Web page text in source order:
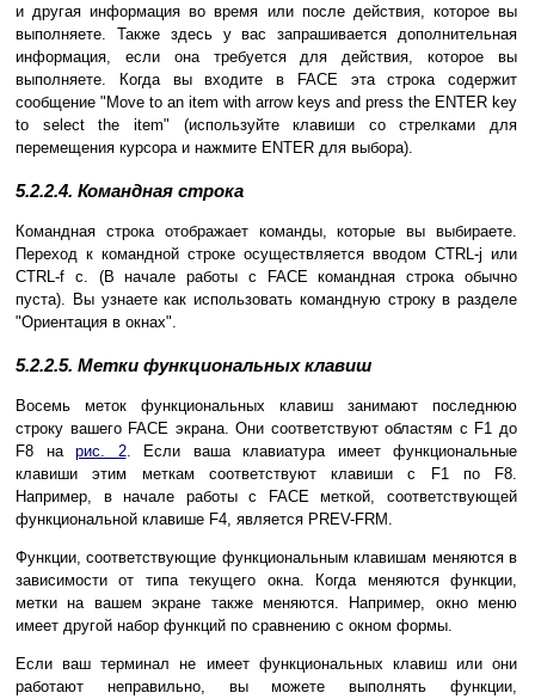
и другая информация во время или после действия, которое вы
выполняете. Также здесь у вас запрашивается дополнительная
информация, если она требуется для действия, которое вы
выполняете. Когда вы входите в FACE эта строка содержит
сообщение "Move to an item with arrow keys and press the ENTER key
to select the item" (используйте клавиши со стрелками для
перемещения курсора и нажмите ENTER для выбора).
5.2.2.4. Командная строка
Командная строка отображает команды, которые вы выбираете.
Переход к командной строке осуществляется вводом CTRL-j или
CTRL-f c. (В начале работы с FACE командная строка обычно
пуста). Вы узнаете как использовать командную строку в разделе
"Ориентация в окнах".
5.2.2.5. Метки функциональных клавиш
Восемь меток функциональных клавиш занимают последнюю
строку вашего FACE экрана. Они соответствуют областям с F1 до
F8 на рис. 2. Если ваша клавиатура имеет функциональные
клавиши этим меткам соответствуют клавиши с F1 по F8.
Например, в начале работы с FACE меткой, соответствующей
функциональной клавише F4, является PREV-FRM.
Функции, соответствующие функциональным клавишам меняются в
зависимости от типа текущего окна. Когда меняются функции,
метки на вашем экране также меняются. Например, окно меню
имеет другой набор функций по сравнению с окном формы.
Если ваш терминал не имеет функциональных клавиш или они
работают неправильно, вы можете выполнять функции,